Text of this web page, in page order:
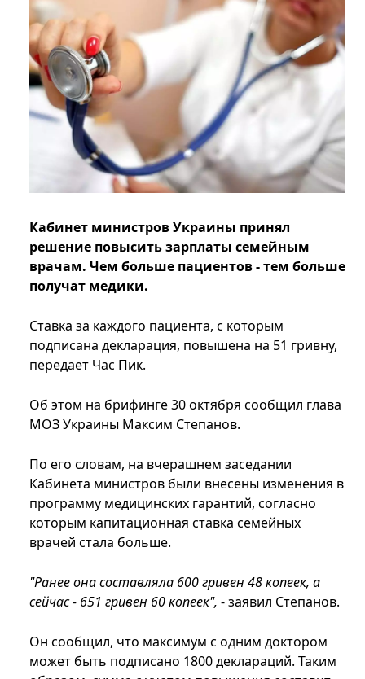
Кабинет министров Украины принял
решение повысить зарплаты семейным
врачам. Чем больше пациентов - тем больше
получат медики.
Ставка за каждого пациента, с которым
подписана декларация, повышена на 51 гривну,
передает Час Пик.
Об этом на брифинге 30 октября сообщил глава
МОЗ Украины Максим Степанов.
По его словам, на вчерашнем заседании
Кабинета министров были внесены изменения в
программу медицинских гарантий, согласно
которым капитационная ставка семейных
врачей стала больше.
"Ранее она составляла 600 гривен 48 копеек, а
сейчас - 651 гривен 60 копеек", - заявил Степанов.
Он сообщил, что максимум с одним доктором
может быть подписано 1800 деклараций. Таким